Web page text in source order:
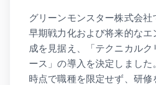
グリーンモンスター株式会
早期戦力化および将来的な
成を見据え、「テクニカルク
ース」の導入を決定しまし
時点で職種を限定せず、研修